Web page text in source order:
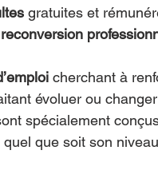
gratuites et
cherchant à
évoluer ou
spécialement
que soit son